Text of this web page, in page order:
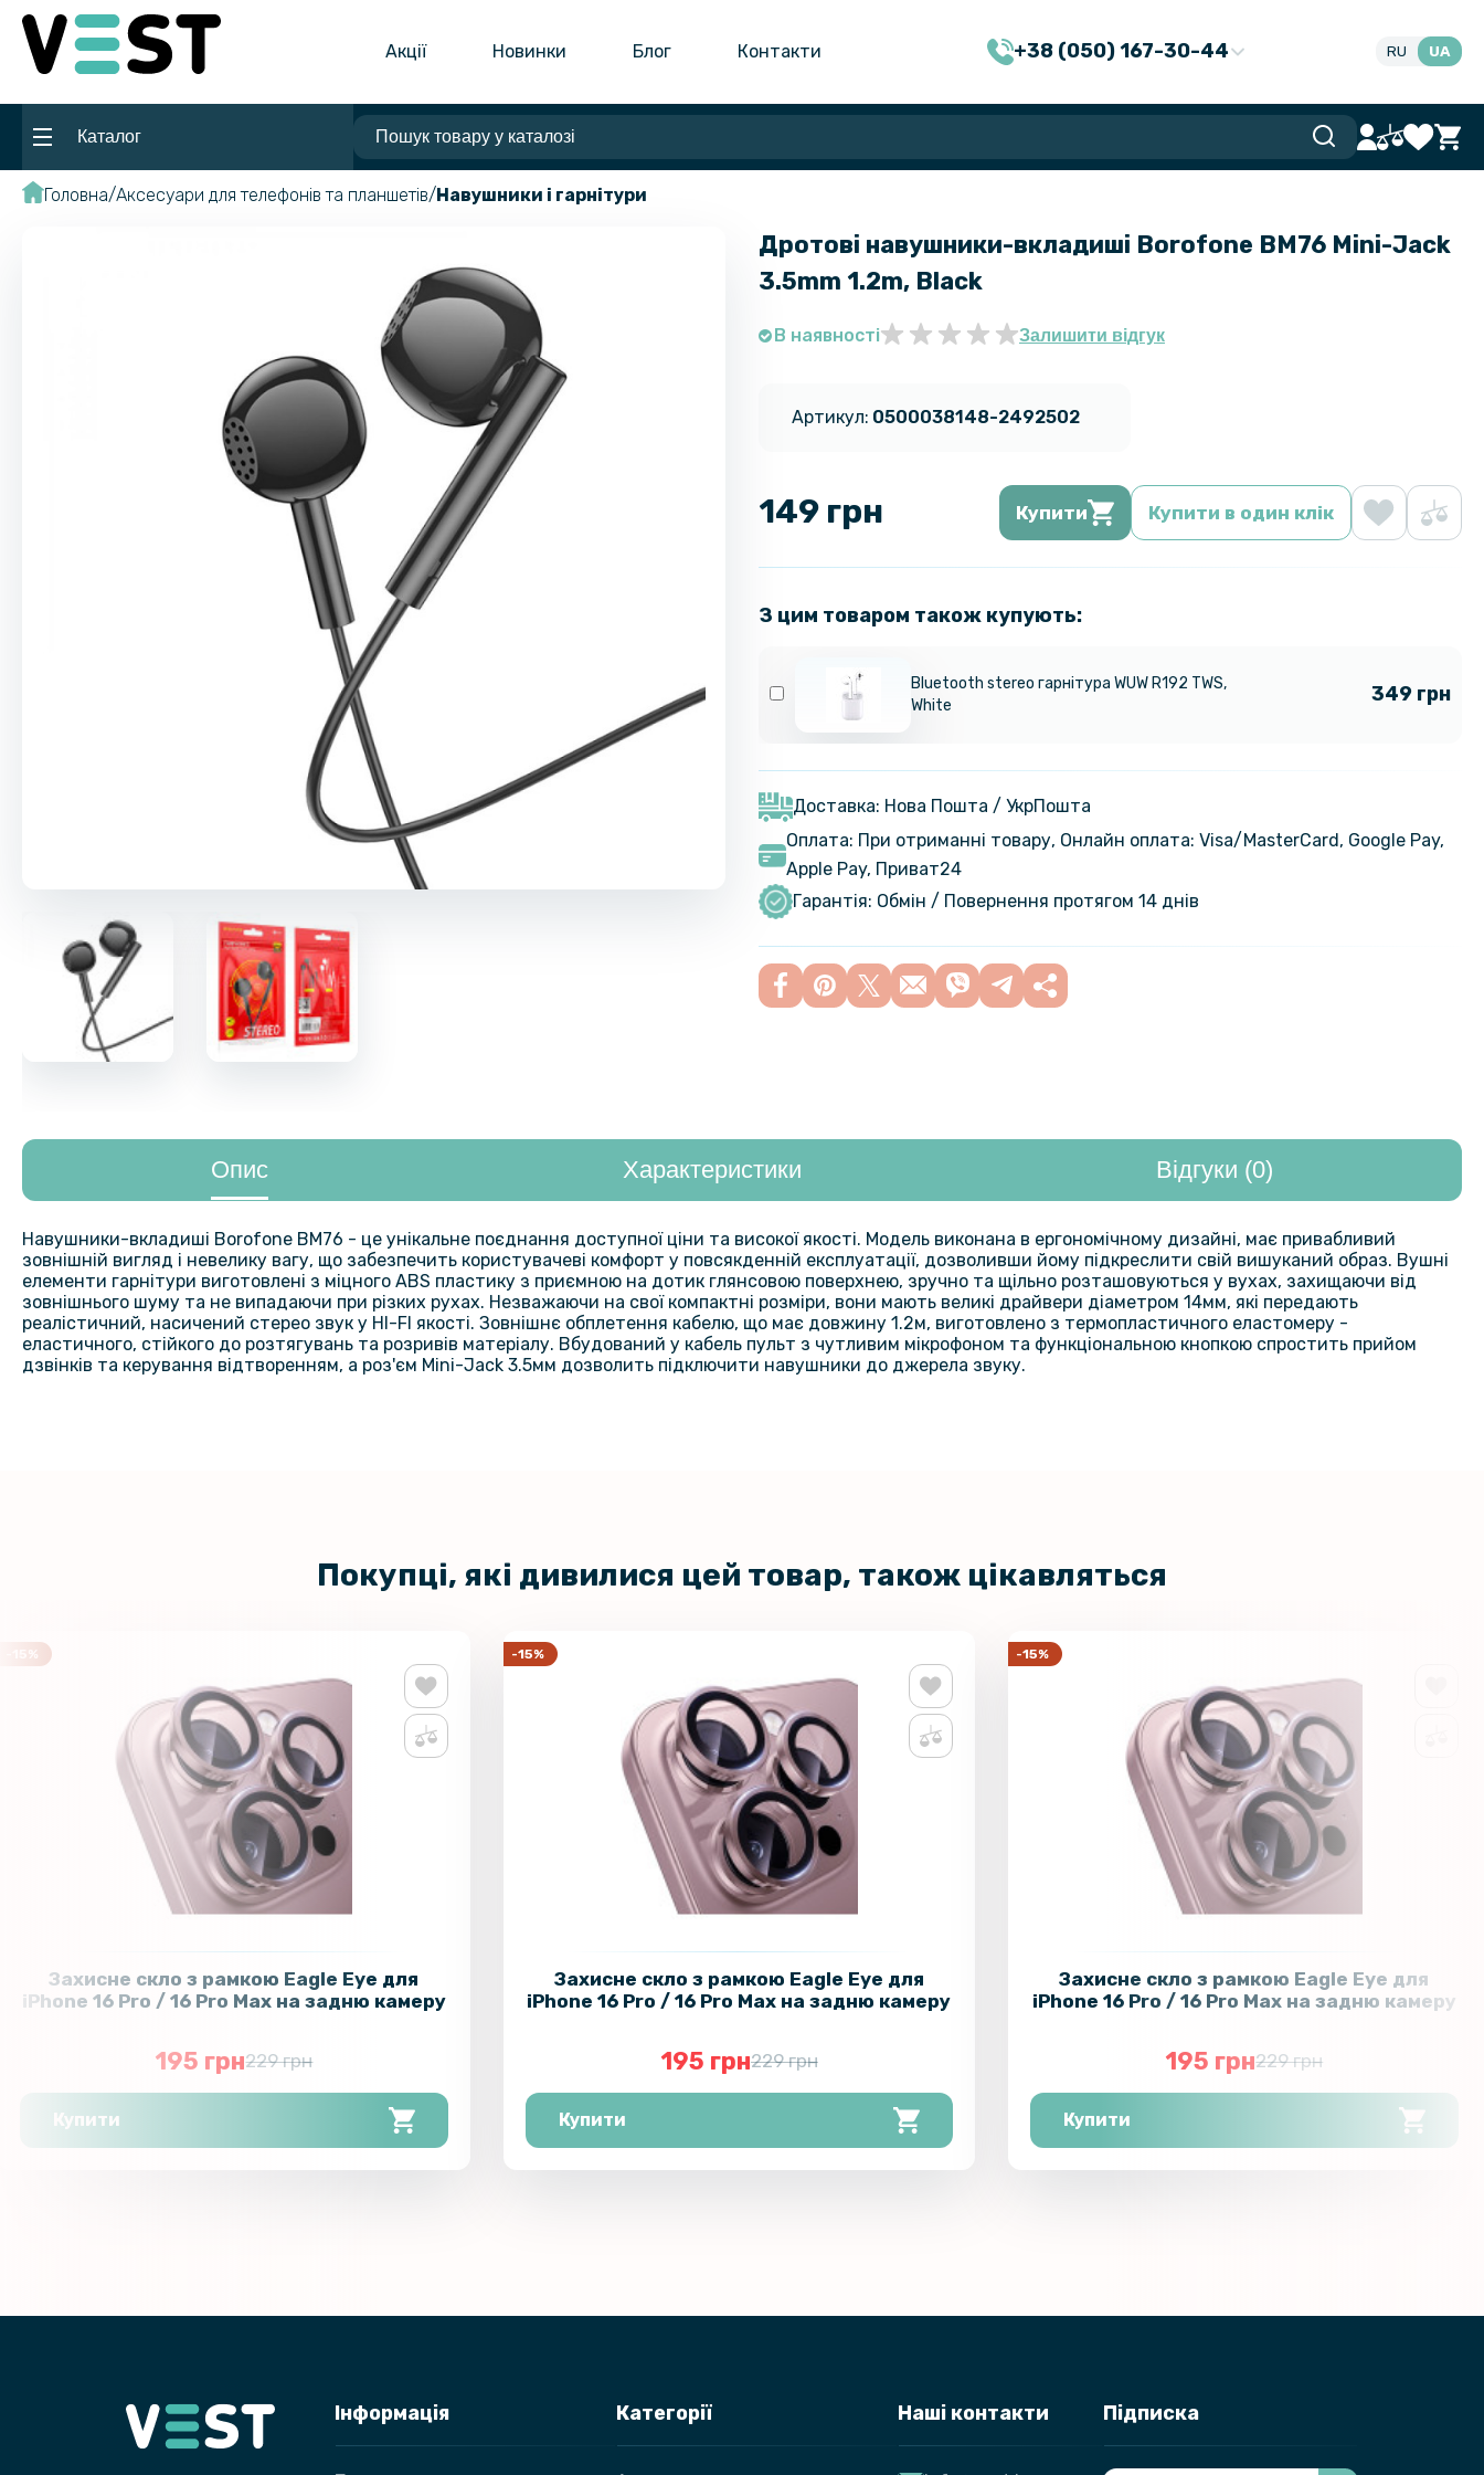
Акції Новинки Блог Контакти +38 (050) 167-30-44 RU UA
Каталог
Головна Аксесуари для телефонів та планшетів Навушники і гарнітури
Дротові навушники-вкладиші Borofone BM76 Mini-Jack
3.5mm 1.2m, Black
В наявності Залишити відгук
Артикул: 0500038148-2492502
149 грн Купити Купити в один клік
З цим товаром також купують:
Bluetooth stereo гарнітура WUW R192 TWS,
White
349 грн
Доставка: Нова Пошта / УкрПошта
Оплата: При отриманні товару, Онлайн оплата: Visa/MasterСard, Google Pay,
Apple Pay, Приват24
Гарантія: Обмін / Повернення протягом 14 днів
Опис Характеристики Відгуки (0)
Навушники-вкладиші Borofone BM76 - це унікальне поєднання доступної ціни та високої якості. Модель виконана в ергономічному дизайні, має привабливий
зовнішній вигляд і невелику вагу, що забезпечить користувачеві комфорт у повсякденній експлуатації, дозволивши йому підкреслити свій вишуканий образ. Вушні
елементи гарнітури виготовлені з міцного ABS пластику з приємною на дотик глянсовою поверхнею, зручно та щільно розташовуються у вухах, захищаючи від
зовнішнього шуму та не випадаючи при різких рухах. Незважаючи на свої компактні розміри, вони мають великі драйвери діаметром 14мм, які передають
реалістичний, насичений стерео звук у HI-FI якості. Зовнішнє обплетення кабелю, що має довжину 1.2м, виготовлено з термопластичного еластомеру -
еластичного, стійкого до розтягувань та розривів матеріалу. Вбудований у кабель пульт з чутливим мікрофоном та функціональною кнопкою спростить прийом
дзвінків та керування відтворенням, а роз'єм Mini-Jack 3.5мм дозволить підключити навушники до джерела звуку.
Покупці, які дивилися цей товар, також цікавляться
-15%
Захисне скло з рамкою Eagle Eye для
iPhone 16 Pro / 16 Pro Max на задню камеру
195 грн229 грн
Купити
-15%
Захисне скло з рамкою Eagle Eye для
iPhone 16 Pro / 16 Pro Max на задню камеру
195 грн229 грн
Купити
-15%
Захисне скло з рамкою Eagle Eye для
iPhone 16 Pro / 16 Pro Max на задню камеру
195 грн229 грн
Купити
Інформація Категорії Наші контакти Підписка